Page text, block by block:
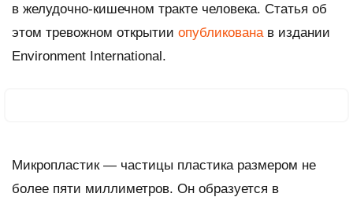
в желудочно-кишечном тракте человека. Статья об
этом тревожном открытии опубликована в издании
Environment International.
Микропластик — частицы пластика размером не
более пяти миллиметров. Он образуется в